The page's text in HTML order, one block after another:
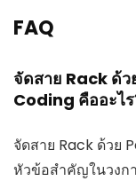
FAQ
จัดสาย Rack ด้
Coding คืออะไ
จัดสาย Rack ด้วย
หัวข้อสำคัญในวงก